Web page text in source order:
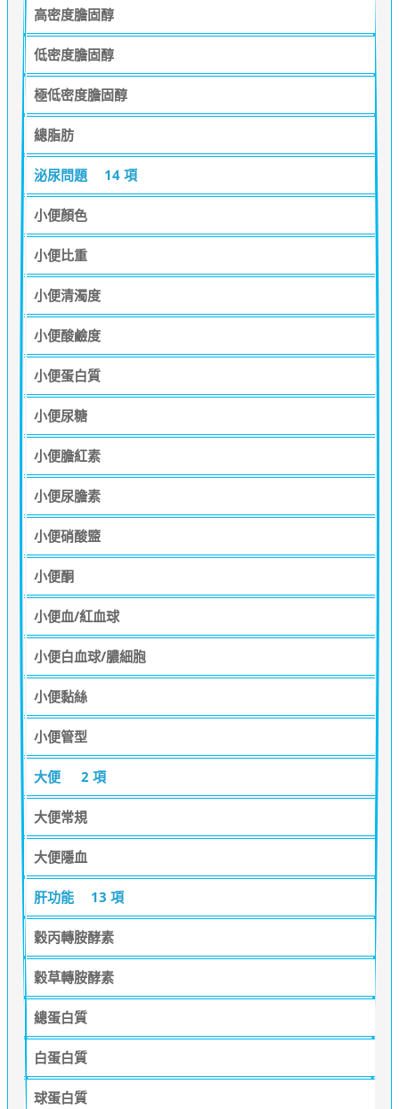
高密度膽固醇
低密度膽固醇
極低密度膽固醇
總脂肪
泌尿問題 14 項
小便顏色
小便比重
小便清濁度
小便酸鹼度
小便蛋白質
小便尿糖
小便膽紅素
小便尿膽素
小便硝酸盬
小便酮
小便血/紅血球
小便白血球/膿細胞
小便黏絲
小便管型
大便 2 項
大便常規
大便隱血
肝功能 13 項
穀丙轉胺酵素
穀草轉胺酵素
總蛋白質
白蛋白質
球蛋白質